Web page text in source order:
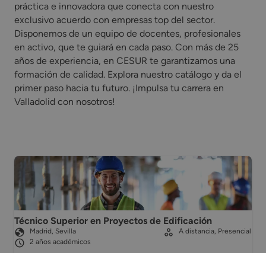
práctica e innovadora que conecta con nuestro
exclusivo acuerdo con empresas top del sector.
Disponemos de un equipo de docentes, profesionales
en activo, que te guiará en cada paso. Con más de 25
años de experiencia, en CESUR te garantizamos una
formación de calidad. Explora nuestro catálogo y da el
primer paso hacia tu futuro. ¡Impulsa tu carrera en
Valladolid con nosotros!
Técnico Superior en Proyectos de Edificación
Madrid, Sevilla
2 años académicos
A distancia, Presencial